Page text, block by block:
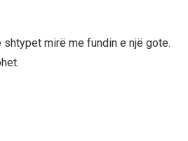
mirë me fundin e një gote.